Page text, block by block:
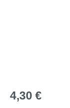
Regulärer Preis:
4,30 €